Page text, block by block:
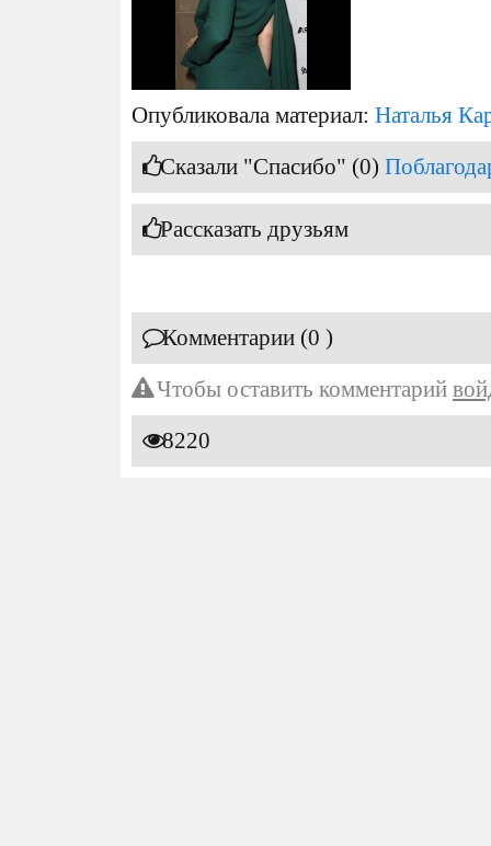
Опубликовала материал: Наталья
Сказали "Спасибо" (0)
Рассказать друзьям
Комментарии (0 )
Чтобы оставить комментарий
8220